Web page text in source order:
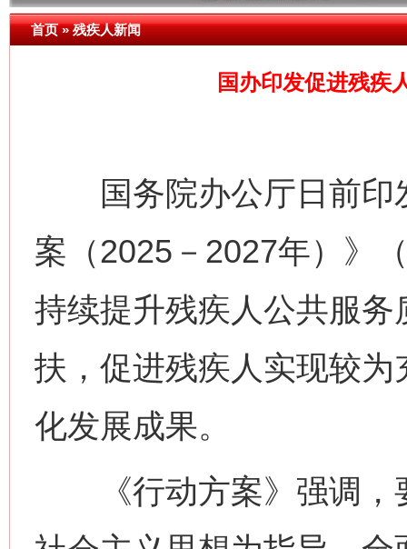
首页»残疾人新闻
国办印发促进残疾
国务院办公厅日前印
案（2025－2027年）》
持续提升残疾人公共服
扶，促进残疾人实现较
化发展成果。
《行动方案》强调，